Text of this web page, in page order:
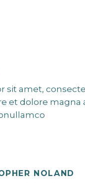
sit amet,
et dolore magna
NOLAND